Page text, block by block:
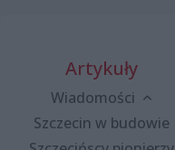
Artykuły
Wiadomości
Szczecin w budowie